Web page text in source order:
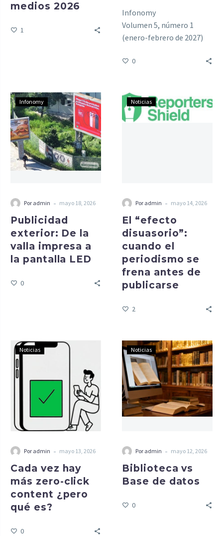
medios 2026
1
Infonomy
Volumen 5, número 1
(enero-febrero de 2027)
0
Infonomy
Por admin - mayo 18, 2026
Publicidad
exterior: De la
valla impresa a
la pantalla LED
0
Noticias
Por admin - mayo 14, 2026
El “efecto
disuasorio”:
cuando el
periodismo se
frena antes de
publicarse
2
Noticias
Por admin - mayo 13, 2026
Cada vez hay
más zero-click
content ¿pero
qué es?
0
Noticias
Por admin - mayo 12, 2026
Biblioteca vs
Base de datos
0